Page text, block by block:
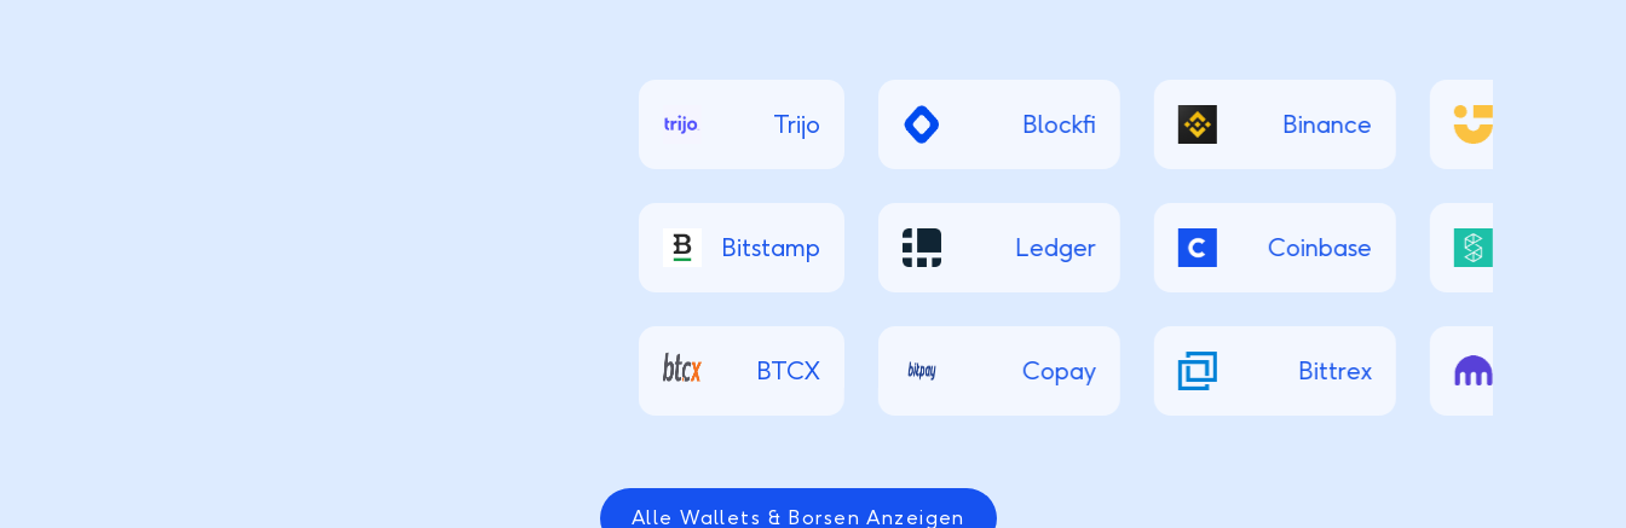
Trijo
Bitstamp
BTCX
Blockfi
Ledger
Copay
Binance
Coinbase
Bittrex
Alle Wallets & Borsen Anzeigen